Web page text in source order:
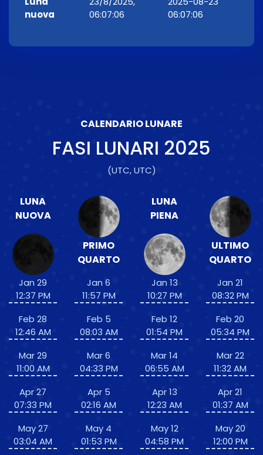
nuova
06:07:06
06:07:06
CALENDARIO LUNARE
FASI LUNARI 2025
(UTC, UTC)
LUNA
NUOVA
Jan 29
12:37 PM
Feb 28
12:46 AM
Mar 29
11:00 AM
Apr 27
07:33 PM
May 27
03:04 AM
PRIMO
QUARTO
Jan 6
11:57 PM
Feb 5
08:03 AM
Mar 6
04:33 PM
Apr 5
02:16 AM
May 4
01:53 PM
LUNA
PIENA
Jan 13
10:27 PM
Feb 12
01:54 PM
Mar 14
06:55 AM
Apr 13
12:23 AM
May 12
04:58 PM
ULTIMO
QUARTO
Jan 21
08:32 PM
Feb 20
05:34 PM
Mar 22
11:32 AM
Apr 21
01:37 AM
May 20
12:00 PM